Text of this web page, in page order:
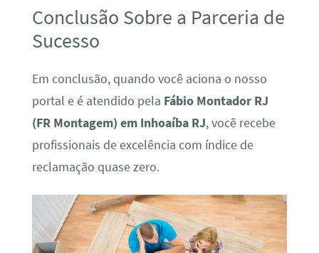
Conclusão Sobre a Parceria de
Sucesso
Em conclusão, quando você aciona o nosso
portal e é atendido pela Fábio Montador RJ
(FR Montagem) em Inhoaíba RJ, você recebe
profissionais de excelência com índice de
reclamação quase zero.